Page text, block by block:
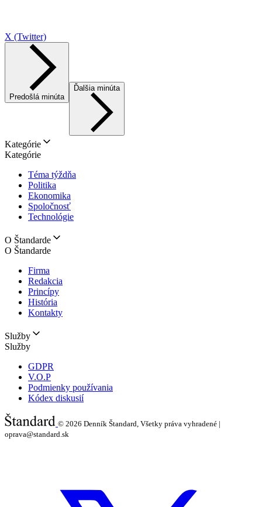
X (Twitter)
Predošlá minúta
Ďalšia minúta
Kategórie
Kategórie
Téma týždňa
Politika
Ekonomika
Spoločnosť
Technológie
O Štandarde
O Štandarde
Firma
Redakcia
Princípy
História
Kontakty
Služby
Služby
GDPR
V.O.P
Podmienky používania
Kódex diskusií
© 2026 Denník Štandard, Všetky práva vyhradené |
oprava@standard.sk